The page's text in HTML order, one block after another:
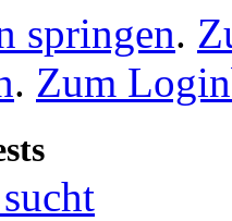
springen.
. Zum